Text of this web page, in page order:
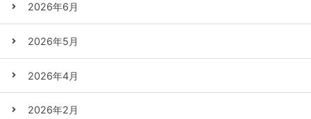
2026年6月
2026年5月
2026年4月
2026年2月